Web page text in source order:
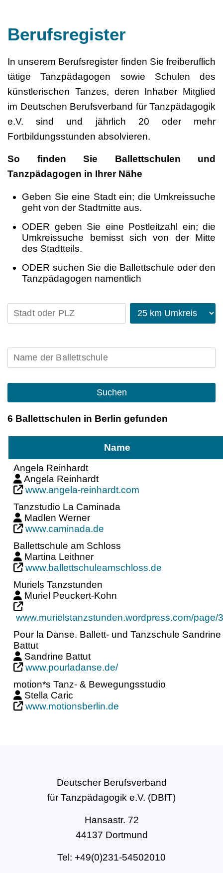
Berufsregister
In unserem Berufsregister finden Sie freiberuflich
tätige Tanzpädagogen sowie Schulen des
künstlerischen Tanzes, deren Inhaber Mitglied
im Deutschen Berufsverband für Tanzpädagogik
e.V. sind und jährlich 20 oder mehr
Fortbildungsstunden absolvieren.
So finden Sie Ballettschulen und
Tanzpädagogen in Ihrer Nähe
Geben Sie eine Stadt ein; die Umkreissuche
geht von der Stadtmitte aus.
ODER geben Sie eine Postleitzahl ein; die
Umkreissuche bemisst sich von der Mitte
des Stadtteils.
ODER suchen Sie die Ballettschule oder den
Tanzpädagogen namentlich
Suchen
6 Ballettschulen in Berlin gefunden
Name
Angela Reinhardt
Angela Reinhardt
www.angela-reinhardt.com
Tanzstudio La Caminada
Madlen Werner
www.caminada.de
Ballettschule am Schloss
Martina Leithner
www.ballettschuleamschloss.de
Muriels Tanzstunden
Muriel Peuckert-Kohn
www.murielstanzstunden.wordpress.com/page/
Pour la Danse. Ballett- und Tanzschule Sandrine
Battut
Sandrine Battut
www.pourladanse.de/
motion*s Tanz- & Bewegungsstudio
Stella Caric
www.motionsberlin.de
Deutscher Berufsverband
für Tanzpädagogik e.V. (DBfT)
Hansastr. 72
44137 Dortmund
Tel: +49(0)231-54502010